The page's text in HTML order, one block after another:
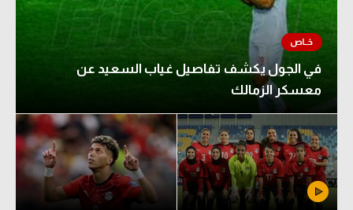
في الجول يكشف تفاصيل غياب السعيد عن
معسكر الزمالك